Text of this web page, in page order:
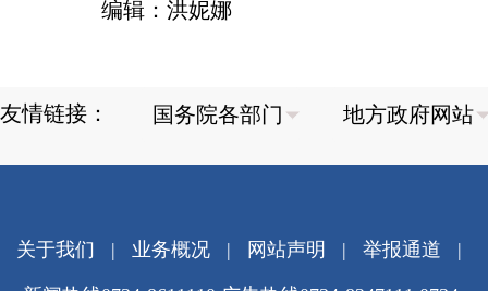
编辑：洪妮娜
友情链接：
关于我们 | 业务概况| 网站声明 | 举报通道 |